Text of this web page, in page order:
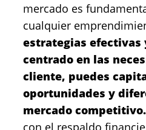
mercado es
cualquier
estrategias efectivas
centrado en las
cliente, puedes
oportunidades y
mercado competitivo.